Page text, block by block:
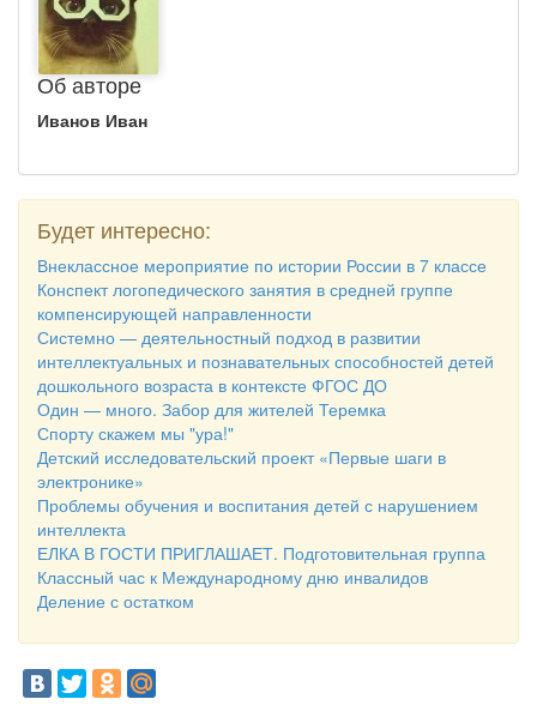
Об авторе
Иванов Иван
Будет интересно:
Внеклассное мероприятие по истории России в 7 классе
Конспект логопедического занятия в средней группе
компенсирующей направленности
Системно — деятельностный подход в развитии
интеллектуальных и познавательных способностей детей
дошкольного возраста в контексте ФГОС ДО
Один — много. Забор для жителей Теремка
Спорту скажем мы "ура!"
Детский исследовательский проект «Первые шаги в
электронике»
Проблемы обучения и воспитания детей с нарушением
интеллекта
ЕЛКА В ГОСТИ ПРИГЛАШАЕТ. Подготовительная группа
Классный час к Международному дню инвалидов
Деление с остатком